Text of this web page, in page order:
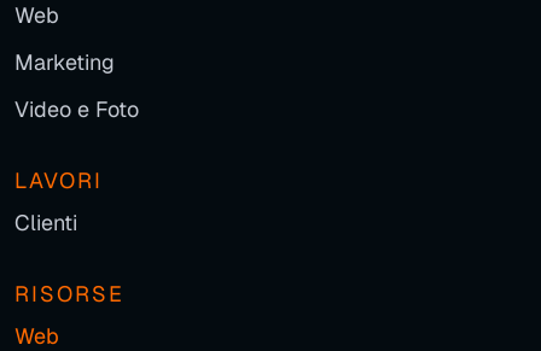
Web
Marketing
Video e Foto
LAVORI
Clienti
RISORSE
Web